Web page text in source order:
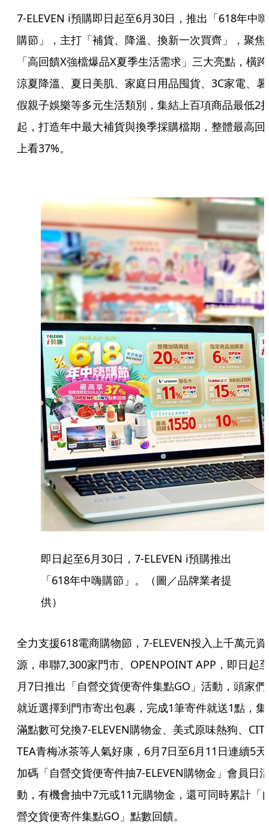
7-ELEVEN i預購即日起至6月30日，推出「618年中嗨
購節」，主打「補貨、降溫、換新一次買齊」，聚焦
「高回饋X強檔爆品X夏季生活需求」三大亮點，橫跨
涼夏降溫、夏日美肌、家庭日用品囤貨、3C家電、暑
假親子娛樂等多元生活類別，集結上百項商品最低2
起，打造年中最大補貨與換季採購檔期，整體最高回
上看37%。
即日起至6月30日，7-ELEVEN i預購推出
「618年中嗨購節」。（圖／品牌業者提
供）
全力支援618電商購物節，7-ELEVEN投入上千萬元資
源，串聯7,300家門市、OPENPOINT APP，即日起
月7日推出「自營交貨便寄件集點GO」活動，頭家們
就近選擇到門市寄出包裹，完成1筆寄件就送1點，集
滿點數可兌換7-ELEVEN購物金、美式原味熱狗、
TEA青梅冰茶等人氣好康，6月7日至6月11日連續5天
加碼「自營交貨便寄件抽7-ELEVEN購物金」會員日
動，有機會抽中7元或11元購物金，還可同時累計「
營交貨便寄件集點GO」點數回饋。